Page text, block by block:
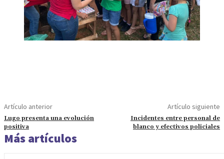
Artículo anterior
Lugo presenta una evolución
positiva
Artículo siguiente
Incidentes entre personal de
blanco y efectivos policiales
Más artículos